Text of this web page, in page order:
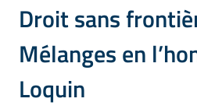
Droit sans
Mélanges en
Loquin